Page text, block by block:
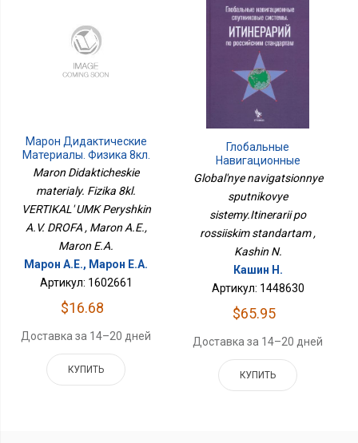
Марон Дидактические
Материалы. Физика 8кл.
ВЕРТИКАЛЬ УМК
Maron Didakticheskie
materialy. Fizika 8kl.
VERTIKAL' UMK Peryshkin
A.V. DROFA , Maron A.E.,
Maron E.A.
Марон А.Е., Марон Е.А.
Артикул: 1602661
$16.68
Доставка за 14–20 дней
КУПИТЬ
Глобальные
Навигационные
Спутниковые
Системы.Итинерарий По
Российским Стандартам
Global'nye navigatsionnye
sputnikovye
sistemy.Itinerarii po
rossiiskim standartam ,
Kashin N.
Кашин Н.
Артикул: 1448630
$65.95
Доставка за 14–20 дней
КУПИТЬ